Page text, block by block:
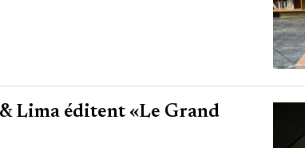
Lima éditent «Le Grand